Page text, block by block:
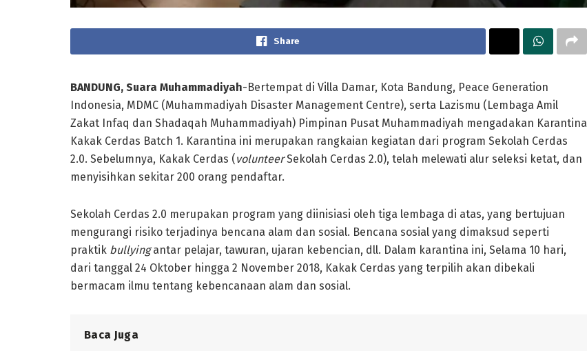
Share
BANDUNG, Suara Muhammadiyah-Bertempat di Villa Damar, Kota Bandung, Peace Generation
Indonesia, MDMC (Muhammadiyah Disaster Management Centre), serta Lazismu (Lembaga Amil
Zakat Infaq dan Shadaqah Muhammadiyah) Pimpinan Pusat Muhammadiyah mengadakan Karantina
Kakak Cerdas Batch 1. Karantina ini merupakan rangkaian kegiatan dari program Sekolah Cerdas
2.0. Sebelumnya, Kakak Cerdas (volunteerSekolah Cerdas 2.0), telah melewati alur seleksi ketat, dan
menyisihkan sekitar 200 orang pendaftar.
Sekolah Cerdas 2.0 merupakan program yang diinisiasi oleh tiga lembaga di atas, yang bertujuan
mengurangi risiko terjadinya bencana alam dan sosial. Bencana sosial yang dimaksud seperti
praktik bullyingantar pelajar, tawuran, ujaran kebencian, dll. Dalam karantina ini, Selama 10 hari,
dari tanggal 24 Oktober hingga 2 November 2018, Kakak Cerdas yang terpilih akan dibekali
bermacam ilmu tentang kebencanaan alam dan sosial.
Baca Juga